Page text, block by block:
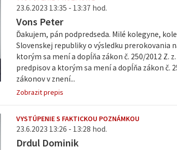
23.6.2023 13:35 - 13:37 hod.
Vons Peter
Ďakujem, pán podpredseda. Milé kolegyne,
Slovenskej republiky o výsledku prerokovania
ktorým sa mení a dopĺňa zákon č. 250/2012 Z.
predpisov a ktorým sa mení a dopĺňa zákon č.
zákonov v znení...
Zobrazit prepis
VYSTÚPENIE S FAKTICKOU POZNÁMKOU
23.6.2023 13:26 - 13:28 hod.
Drdul Dominik